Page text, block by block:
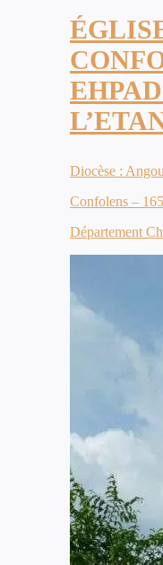
Diocèse :
Confolens –
Département